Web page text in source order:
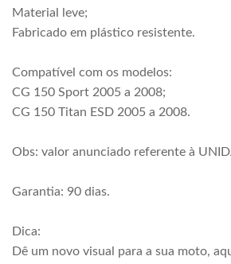
Material leve;
Fabricado em plástico resistente.
Compatível com os modelos:
CG 150 Sport 2005 a 2008;
CG 150 Titan ESD 2005 a 2008.
Obs: valor anunciado referente à
Garantia: 90 dias.
Dica:
Dê um novo visual para a sua moto,